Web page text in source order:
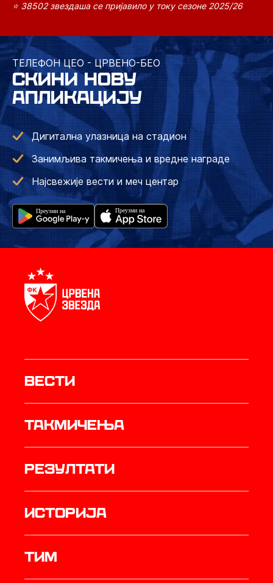
⭐ 38502 звездаша се пријавило у току сезоне 2025/26
ТЕЛЕФОН ЦЕО - ЦРВЕНО-БЕО
СКИНИ НОВУ
АПЛИКАЦИЈУ
Дигитална улазница на стадион
Занимљива такмичења и вредне награде
Најсвежије вести и меч центар
Вести
Такмичења
резултати
историја
ТИМ